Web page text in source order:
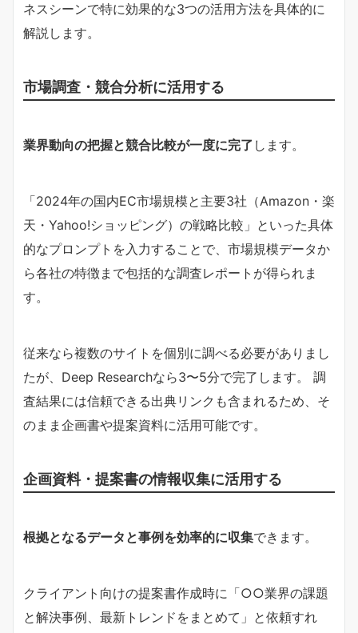
ネスシーンで特に効果的な3つの活用方法を具体的に
解説します。
市場調査・競合分析に活用する
業界動向の把握と競合比較が一度に完了 します。
「2024年の国内EC市場規模と主要3社（Amazon・楽
天・Yahoo!ショッピング）の戦略比較」といった具体
的なプロンプトを入力することで、市場規模データか
ら各社の特徴まで包括的な調査レポートが得られま
す。
従来なら複数のサイトを個別に調べる必要がありまし
たが、Deep Researchなら3〜5分で完了します。 調
査結果には信頼できる出典リンクも含まれるため、そ
のまま企画書や提案資料に活用可能です。
企画資料・提案書の情報収集に活用する
根拠となるデータと事例を効率的に収集できます。
クライアント向けの提案書作成時に「○○業界の課題
と解決事例、最新トレンドをまとめて」と依頼すれ